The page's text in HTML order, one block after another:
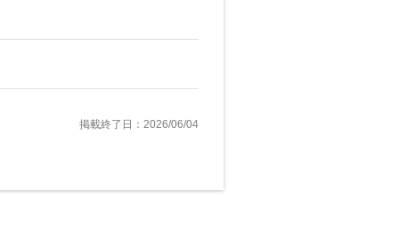
掲載終了日：2026/06/04